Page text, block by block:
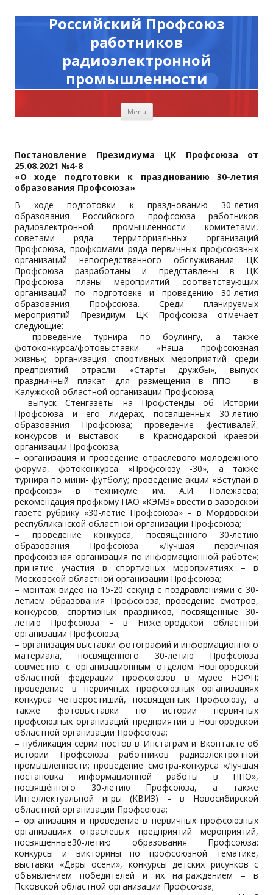
Российский Профсоюз
работников
радиоэлектронной
промышленности
Menu Skip to content
Постановление Президиума ЦК Профсоюза от
25.08.2021 №4-8
«О ходе подготовки к празднованию 30-летия
образования Профсоюза»
В ходе подготовки к празднованию 30-летия
образования Российского профсоюза работников
радиоэлектронной промышленности комитетами,
советами ряда территориальных организаций
Профсоюза, профкомами ряда первичных профсоюзных
организаций непосредственного обслуживания ЦК
Профсоюза разработаны и представлены в ЦК
Профсоюза планы мероприятий соответствующих
организаций по подготовке и проведению 30-летия
образования Профсоюза. Среди планируемых
мероприятий Президиум ЦК Профсоюза отмечает
следующие:
– проведение турнира по боулингу, а также
фотоконкурса/фотовыставки «Наша профсоюзная
жизнь»; организация спортивных мероприятий среди
предприятий отрасли: «Старты дружбы», выпуск
праздничный плакат для размещения в ППО – в
Калужской областной организации Профсоюза;
– выпуск Стенгазеты на Профстенды об Истории
Профсоюза и его лидерах, посвященных 30-летию
образования Профсоюза; проведение фестивалей,
конкурсов и выставок – в Краснодарской краевой
организации Профсоюза;
– организация и проведение отраслевого молодежного
форума, фотоконкурса «Профсоюзу -30», а также
турнира по мини- футболу; проведение акции «Вступай в
профсоюз» в техникуме им. А.И. Полежаева;
рекомендация профкому ПАО «КЭМЗ» ввести в заводской
газете рубрику «30-летие Профсоюза» – в Мордовской
республиканской областной организации Профсоюза;
– проведение конкурса, посвященного 30-летию
образования Профсоюза «Лучшая первичная
профсоюзная организация по информационной работе»;
принятие участия в спортивных мероприятиях – в
Московской областной организации Профсоюза;
– монтаж видео на 15-20 секунд с поздравлениями с 30-
летием образования Профсоюза; проведение смотров,
конкурсов, спортивных праздников, посвященные 30-
летию Профсоюза – в Нижегородской областной
организации Профсоюза;
– организация выставки фотографий и информационного
материала, посвященного 30-летию Профсоюза
совместно с организационным отделом Новгородской
областной федерации профсоюзов в музее НОФП;
проведение в первичных профсоюзных организациях
конкурса четверостиший, посвященных Профсоюзу, а
также фотовыставки по истории первичных
профсоюзных организаций предприятий в Новгородской
областной организации Профсоюза;
– публикация серии постов в Инстаграм и Вконтакте об
истории Профсоюза работников радиоэлектронной
промышленности; проведение смотра-конкурса «Лучшая
постановка информационной работы в ППО»,
посвящённого 30-летию Профсоюза, а также
Интеллектуальной игры (КВИЗ) – в Новосибирской
областной организации Профсоюза;
– организация и проведение в первичных профсоюзных
организациях отраслевых предприятий мероприятий,
посвященные30-летию образования Профсоюза:
конкурсы и викторины по профсоюзной тематике,
выставки «Дары осени», конкурсы детских рисунков с
объявлением победителей и их награждением – в
Псковской областной организации Профсоюза;